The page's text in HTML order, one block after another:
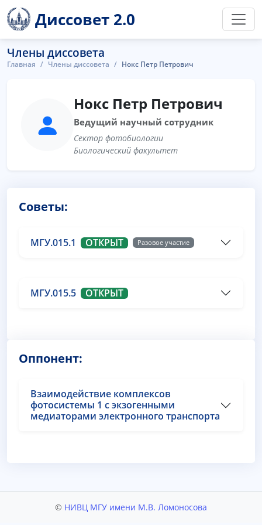
Диссовет 2.0
Члены диссовета
Главная Члены диссовета Нокс Петр Петрович
Нокс Петр Петрович
Ведущий научный сотрудник
Сектор фотобиологии
Биологический факультет
Советы:
МГУ.015.1 ОТКРЫТ Разовое участие
МГУ.015.5 ОТКРЫТ
Оппонент:
Взаимодействие комплексов
фотосистемы 1 с экзогенными
медиаторами электронного транспорта
© НИВЦ МГУ имени М.В. Ломоносова